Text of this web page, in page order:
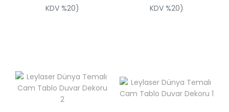
KDV %20)
KDV %20)